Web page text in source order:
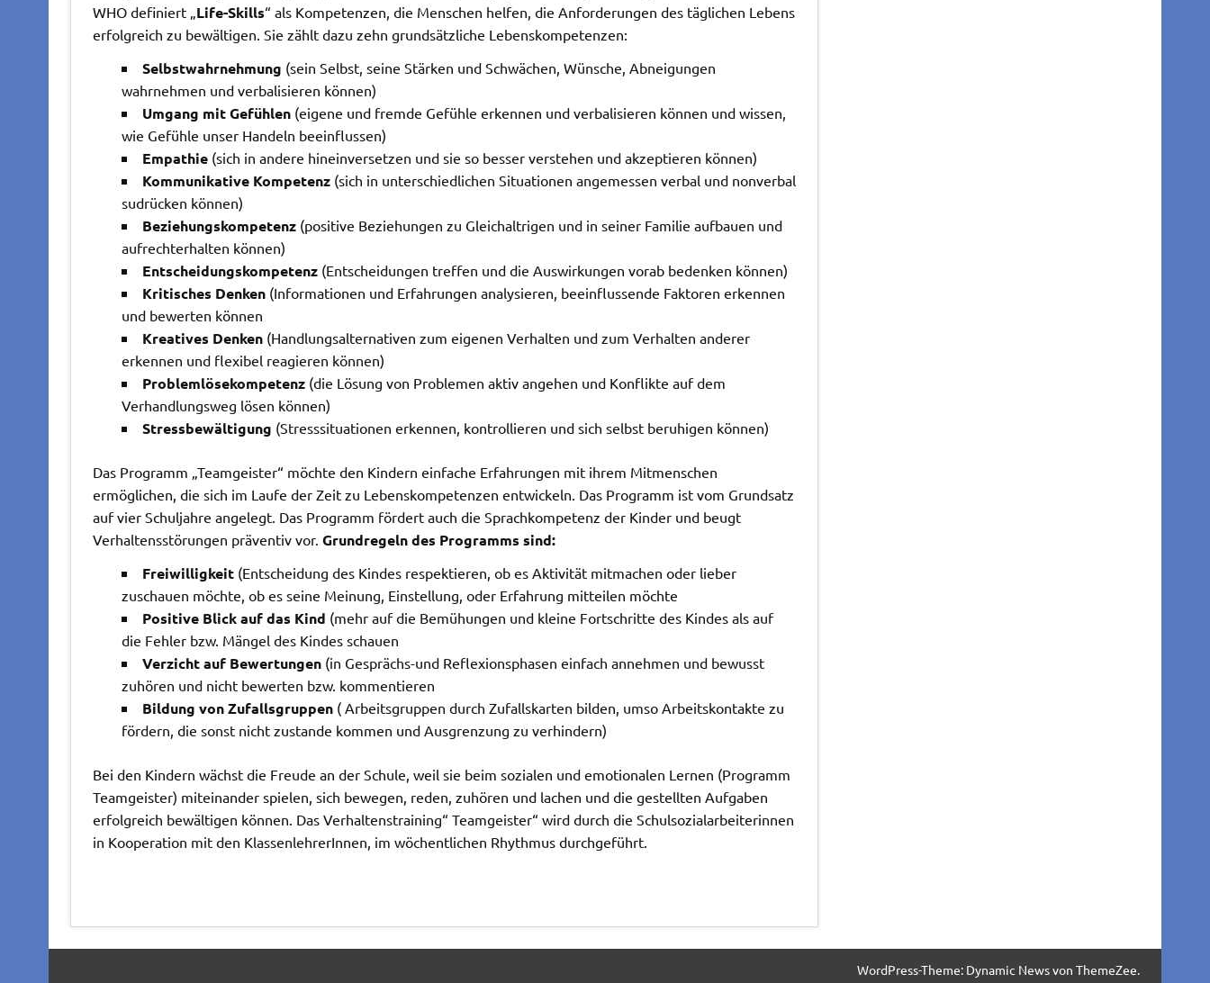
WHO definiert „Life-Skills“ als Kompetenzen, die Menschen helfen, die Anforderungen des täglichen Lebens
erfolgreich zu bewältigen. Sie zählt dazu zehn grundsätzliche Lebenskompetenzen:
Selbstwahrnehmung (sein Selbst, seine Stärken und Schwächen, Wünsche, Abneigungen
wahrnehmen und verbalisieren können)
Umgang mit Gefühlen(eigene und fremde Gefühle erkennen und verbalisieren können und wissen,
wie Gefühle unser Handeln beeinflussen)
Empathie(sich in andere hineinversetzen und sie so besser verstehen und akzeptieren können)
Kommunikative Kompetenz(sich in unterschiedlichen Situationen angemessen verbal und nonverbal
sudrücken können)
Beziehungskompetenz(positive Beziehungen zu Gleichaltrigen und in seiner Familie aufbauen und
aufrechterhalten können)
Entscheidungskompetenz(Entscheidungen treffen und die Auswirkungen vorab bedenken können)
Kritisches Denken(Informationen und Erfahrungen analysieren, beeinflussende Faktoren erkennen
und bewerten können
Kreatives Denken(Handlungsalternativen zum eigenen Verhalten und zum Verhalten anderer
erkennen und flexibel reagieren können)
Problemlösekompetenz (die Lösung von Problemen aktiv angehen und Konflikte auf dem
Verhandlungsweg lösen können)
Stressbewältigung (Stresssituationen erkennen, kontrollieren und sich selbst beruhigen können)
Das Programm „Teamgeister“ möchte den Kindern einfache Erfahrungen mit ihrem Mitmenschen
ermöglichen, die sich im Laufe der Zeit zu Lebenskompetenzen entwickeln. Das Programm ist vom Grundsatz
auf vier Schuljahre angelegt. Das Programm fördert auch die Sprachkompetenz der Kinder und beugt
Verhaltensstörungen präventiv vor. Grundregeln des Programms sind:
Freiwilligkeit(Entscheidung des Kindes respektieren, ob es Aktivität mitmachen oder lieber
zuschauen möchte, ob es seine Meinung, Einstellung, oder Erfahrung mitteilen möchte
Positive Blick auf das Kind (mehr auf die Bemühungen und kleine Fortschritte des Kindes als auf
die Fehler bzw. Mängel des Kindes schauen
Verzicht auf Bewertungen(in Gesprächs-und Reflexionsphasen einfach annehmen und bewusst
zuhören und nicht bewerten bzw. kommentieren
Bildung von Zufallsgruppen( Arbeitsgruppen durch Zufallskarten bilden, umso Arbeitskontakte zu
fördern, die sonst nicht zustande kommen und Ausgrenzung zu verhindern)
Bei den Kindern wächst die Freude an der Schule, weil sie beim sozialen und emotionalen Lernen (Programm
Teamgeister) miteinander spielen, sich bewegen, reden, zuhören und lachen und die gestellten Aufgaben
erfolgreich bewältigen können. Das Verhaltenstraining“ Teamgeister“ wird durch die Schulsozialarbeiterinnen
in Kooperation mit den KlassenlehrerInnen, im wöchentlichen Rhythmus durchgeführt.
WordPress-Theme: Dynamic News von ThemeZee.